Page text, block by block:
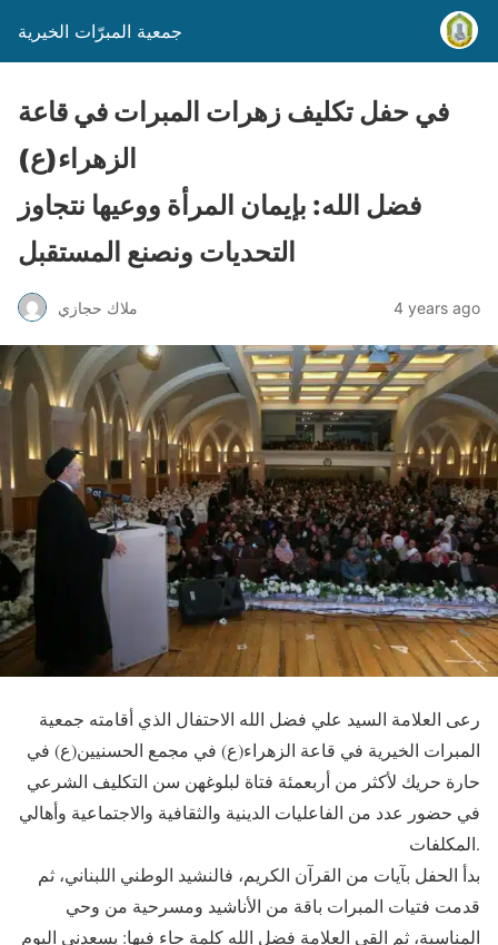
جمعية المبرّات الخيرية
في حفل تكليف زهرات المبرات في قاعة
الزهراء(ع)
فضل الله: بإيمان المرأة ووعيها نتجاوز
التحديات ونصنع المستقبل
ملاك حجازي 4 years ago
رعى العلامة السيد علي فضل الله الاحتفال الذي أقامته جمعية
المبرات الخيرية في قاعة الزهراء(ع) في مجمع الحسنيين(ع) في
حارة حريك لأكثر من أربعمئة فتاة لبلوغهن سن التكليف الشرعي
في حضور عدد من الفاعليات الدينية والثقافية والاجتماعية وأهالي
المكلفات.
بدأ الحفل بآيات من القرآن الكريم، فالنشيد الوطني اللبناني، ثم
قدمت فتيات المبرات باقة من الأناشيد ومسرحية من وحي
المناسبة، ثم القى العلامة فضل الله كلمة جاء فيها: يسعدني اليوم